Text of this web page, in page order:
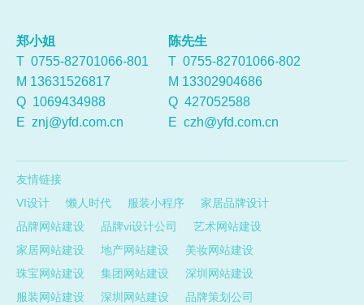
郑小姐
T 0755-82701066-801
M 13631526817
Q 1069434988
E znj@yfd.com.cn
陈先生
T 0755-82701066-802
M 13302904686
Q 427052588
E czh@yfd.com.cn
友情链接
VI设计
懒人时代 服装小程序
家居品牌设计
品牌网站建设
品牌vi设计公司
艺术网站建设
家居网站建设
地产网站建设
美妆网站建设
珠宝网站建设
集团网站建设
深圳网站建设
服装网站建设
深圳网站建设 品牌策划公司